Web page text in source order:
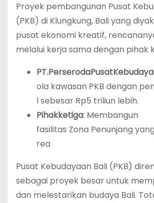
Proyek pembangunan Pusat
(PKB) di Klungkung, Bali yang
pusat ekonomi kreatif,
melalui kerja sama dengan pihak
PT.PerserodaPusat
ola kawasan PKB dengan
l sebesar Rp5 triliun lebih.
Pihakketiga: Membangun
fasilitas Zona Penunjang
rea
Pusat Kebudayaan Bali (PKB)
sebagai proyek besar untuk
dan melestarikan budaya Bali.